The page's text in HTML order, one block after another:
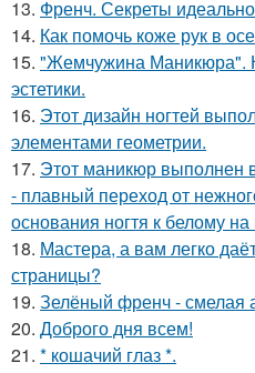
13. Френч. Секреты
14. Как помочь коже рук в
15. "Жемчужина Маникюра".
эстетики.
16. Этот дизайн ногтей
элементами геометрии.
17. Этот маникюр выполнен
- плавный переход от
основания ногтя к белому на
18. Мастера, а вам легко
страницы?
19. Зелёный френч - смелая
20. Доброго дня всем!
21. * кошачий глаз *.